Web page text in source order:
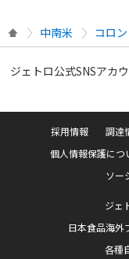
中南米 コロ
ジェトロ公式SNSアカ
採用情報 調達
個人情報保護につ
ソー
ジェ
日本食品海外
各種